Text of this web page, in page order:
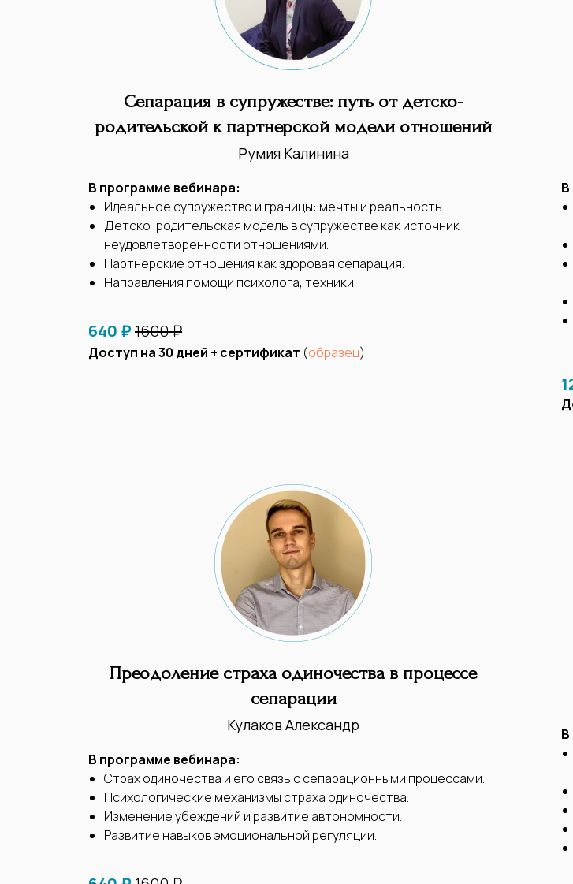
Сепарация в супружестве: путь от детско-
родительской к партнерской модели отношений
Румия Калинина
В программе вебинара:
Идеальное супружество и границы: мечты и реальность.
Детско-родительская модель в супружестве как источник
неудовлетворенности отношениями.
Партнерские отношения как здоровая сепарация.
Направления помощи психолога, техники.
640 ₽1600 ₽
Доступ на 30 дней + сертификат (образец)
В
Преодоление страха одиночества в процессе
сепарации
Кулаков Александр
В программе вебинара:
Страх одиночества и его связь с сепарационными процессами.
Психологические механизмы страха одиночества.
Изменение убеждений и развитие автономности.
Развитие навыков эмоциональной регуляции.
В